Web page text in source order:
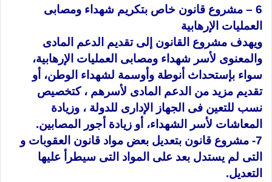
6 – مشروع قانون خاص بتكريم شهداء ومصابى
العمليات الإرهابية
ويهدف مشروع القانون إلى تقديم الدعم المادى
والمعنوى لأسر شهداء ومصابى العمليات الإرهابية،
سواء بإستحداث أنوطة وأوسمة لشهداء الوطن، أو
تقديم مزيد من الدعم المادى لأسرهم ، كتخصيص
نسب للتعين فى الجهاز الإدارى للدولة ، وزيادة
المعاشات لأسر الشهداء، أو زيادة أجور المصابين.
7- مشروع قانون بتعديل بعض مواد قانون العقوبات و
التى لم يستدل بعد على المواد التى سيطرأ عليها
التعديل.